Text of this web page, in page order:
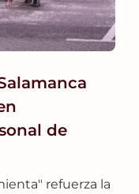
de
refuerza la